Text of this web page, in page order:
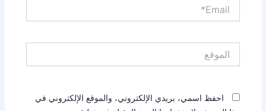
احفظ اسمي، بريدي الإلكتروني، والموقع الإلكتروني في